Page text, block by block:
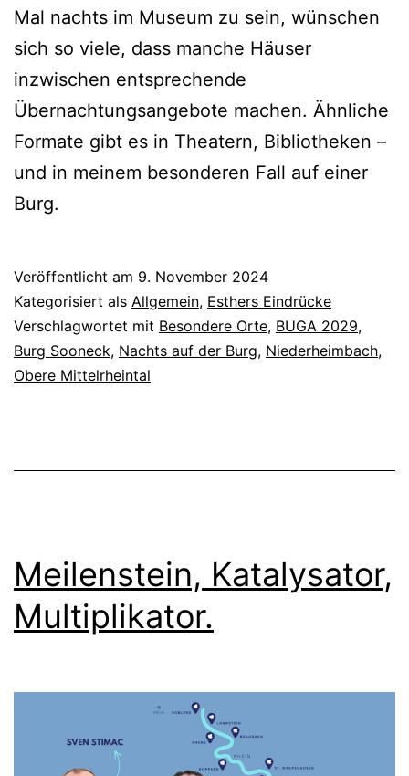
Mal nachts im Museum zu sein, wünschen
sich so viele, dass manche Häuser
inzwischen entsprechende
Übernachtungsangebote machen. Ähnliche
Formate gibt es in Theatern, Bibliotheken –
und in meinem besonderen Fall auf einer
Burg.
Veröffentlicht am 9. November 2024
Kategorisiert als Allgemein, Esthers Eindrücke
Verschlagwortet mit Besondere Orte, BUGA 2029,
Burg Sooneck, Nachts auf der Burg, Niederheimbach,
Obere Mittelrheintal
Meilenstein, Katalysator,
Multiplikator.